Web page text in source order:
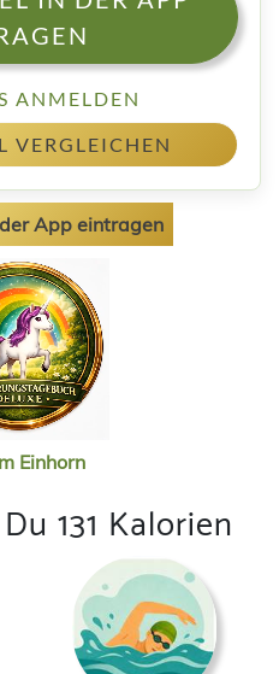
ANMELDEN
VERGLEICHEN
App eintragen
Einhorn
131 Kalorien